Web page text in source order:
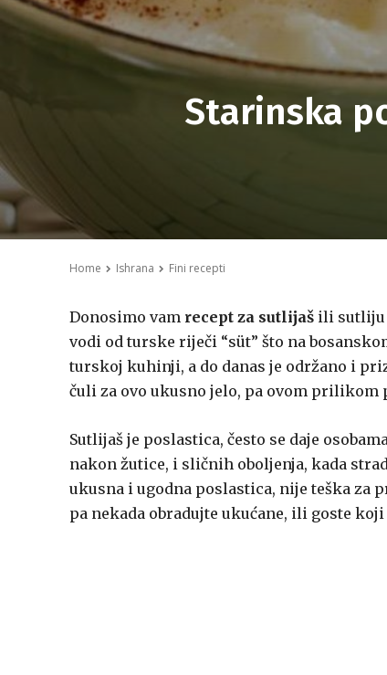
Starinska
Home Ishrana Fini recepti
Donosimo vam recept za sutlijaš ili sutliju
vodi od turske riječi “süt” što na
turskoj kuhinji, a do danas je održano i
čuli za ovo ukusno jelo, pa ovom prilikom
Sutlijaš je poslastica, često se daje
nakon žutice, i sličnih oboljenja, kada
ukusna i ugodna poslastica, nije teška za
pa nekada obradujte ukućane, ili goste